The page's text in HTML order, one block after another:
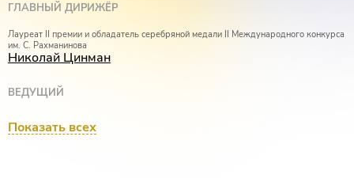
ГЛАВНЫЙ ДИРИЖЁР
Лауреат II премии и обладатель серебряной медали II Международного конкурса
им. С. Рахманинова
Николай Цинман
ВЕДУЩИЙ
Светлана Бережная
Показать всех